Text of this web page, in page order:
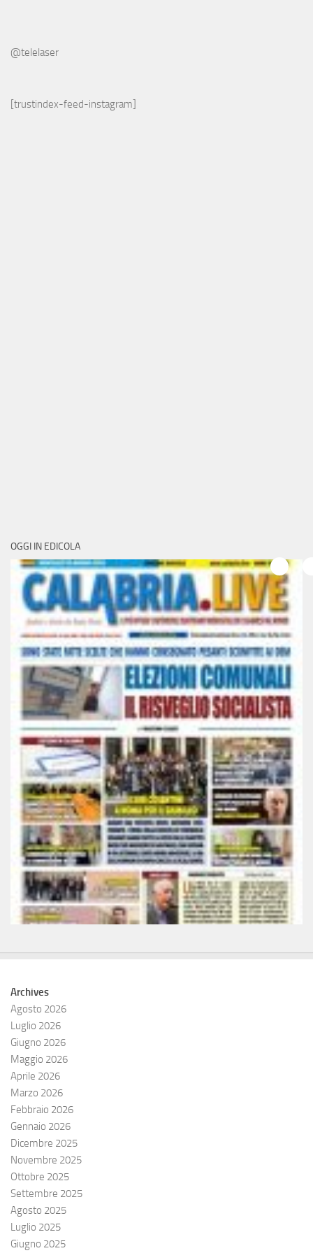
@telelaser
[trustindex-feed-instagram]
OGGI IN EDICOLA
Archives
Agosto 2026
Luglio 2026
Giugno 2026
Maggio 2026
Aprile 2026
Marzo 2026
Febbraio 2026
Gennaio 2026
Dicembre 2025
Novembre 2025
Ottobre 2025
Settembre 2025
Agosto 2025
Luglio 2025
Giugno 2025